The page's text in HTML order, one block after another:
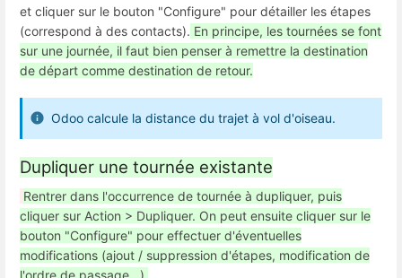
et cliquer sur le bouton "Configure" pour détailler les étapes
(correspond à des contacts). En principe, les tournées se font
sur une journée, il faut bien penser à remettre la destination
de départ comme destination de retour.
Odoo calcule la distance du trajet à vol d'oiseau.
Dupliquer une tournée existante
Rentrer dans l'occurrence de tournée à dupliquer, puis
cliquer sur Action > Dupliquer. On peut ensuite cliquer sur le
bouton "Configure" pour effectuer d'éventuelles
modifications (ajout / suppression d'étapes, modification de
l'ordre de passage...).